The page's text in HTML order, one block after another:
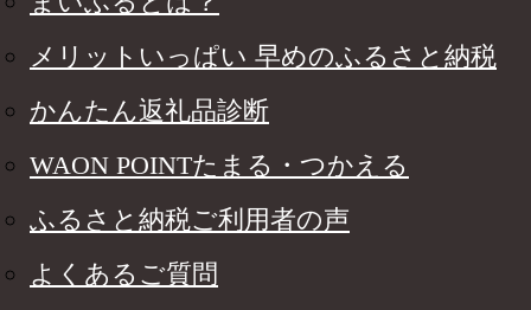
メリットいっぱい 早めのふるさと納税
かんたん返礼品診断
WAON POINTたまる・つかえる
ふるさと納税ご利用者の声
よくあるご質問